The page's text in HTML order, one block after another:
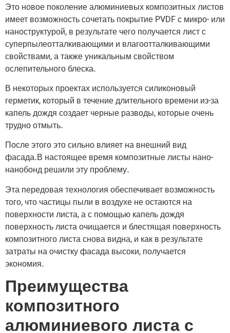
Это новое поколение алюминиевых композитных листов
имеет возможность сочетать покрытие PVDF с микро- или
наноструктурой, в результате чего получается лист с
суперпылеотталкивающими и влагоотталкивающими
свойствами, а также уникальным свойством
ослепительного блеска.
В некоторых проектах используется силиконовый
герметик, который в течение длительного времени из-за
капель дождя создает черные разводы, которые очень
трудно отмыть.
После этого это сильно влияет на внешний вид
фасада.В настоящее время композитные листы нано-
нанобонд решили эту проблему.
Эта передовая технология обеспечивает возможность
того, что частицы пыли в воздухе не остаются на
поверхности листа, а с помощью капель дождя
поверхность листа очищается и блестящая поверхность
композитного листа снова видна, и как в результате
затраты на очистку фасада высоки, получается
экономия.
Преимущества
композитного
алюминиевого листа с